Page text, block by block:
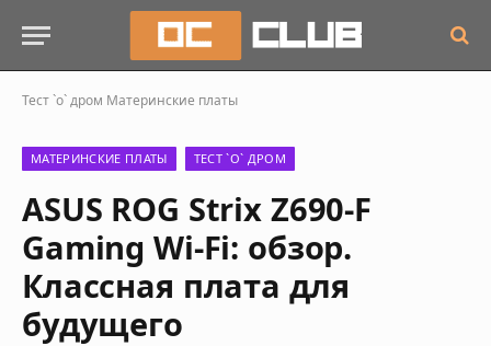
Тест `о` дром Материнские платы
МАТЕРИНСКИЕ ПЛАТЫ ТЕСТ `О` ДРОМ
ASUS ROG Strix Z690-F
Gaming Wi-Fi: обзор.
Классная плата для
будущего